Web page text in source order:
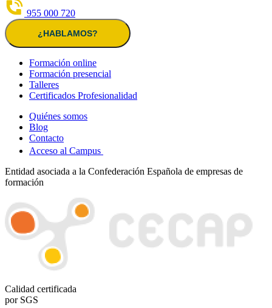
955 000 720
¿HABLAMOS?
Formación online
Formación presencial
Talleres
Certificados Profesionalidad
Quiénes somos
Blog
Contacto
Acceso al Campus
Entidad asociada a la Confederación Española de empresas de
formación
Calidad certificada
por SGS